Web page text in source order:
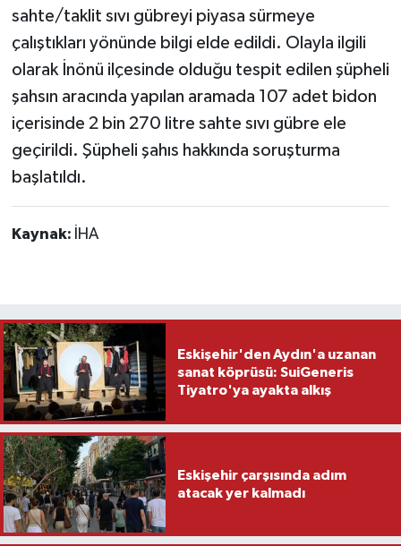
sahte/taklit sıvı gübreyi piyasa sürmeye
çalıştıkları yönünde bilgi elde edildi. Olayla ilgili
olarak İnönü ilçesinde olduğu tespit edilen şüpheli
şahsın aracında yapılan aramada 107 adet bidon
içerisinde 2 bin 270 litre sahte sıvı gübre ele
geçirildi. Şüpheli şahıs hakkında soruşturma
başlatıldı.
Kaynak: İHA
Eskişehir'den Aydın'a uzanan
sanat köprüsü: SuiGeneris
Tiyatro'ya ayakta alkış
Eskişehir çarşısında adım
atacak yer kalmadı